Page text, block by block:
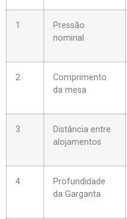
1
Pressão
nominal
2
Comprimento
da mesa
3
Distância entre
alojamentos
4
Profundidade
da Garganta